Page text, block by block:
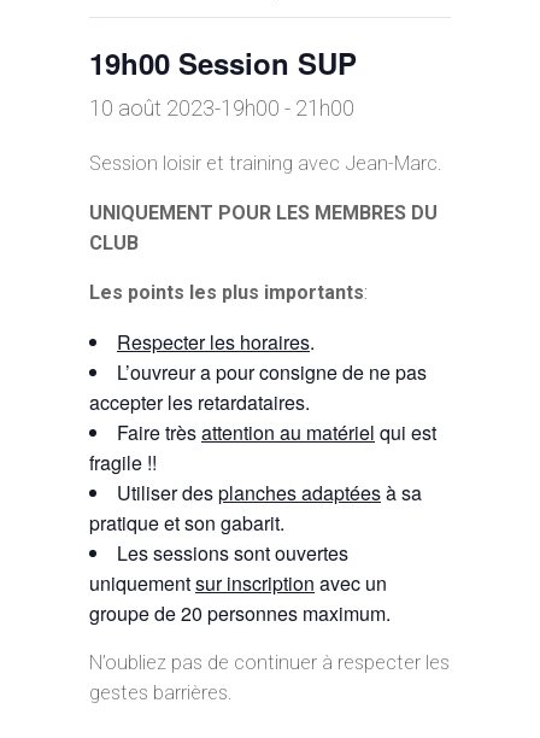
19h00 Session SUP
10 août 2023-19h00 - 21h00
Session loisir et training avec Jean-Marc.
UNIQUEMENT POUR LES MEMBRES DU
CLUB
Les points les plus importants:
Respecter les horaires.
L’ouvreur a pour consigne de ne pas
accepter les retardataires.
Faire trèsattention au matériel qui est
fragile !!
Utiliser desplanches adaptéesà sa
pratique et son gabarit.
Les sessions sont ouvertes
uniquementsur inscription avec un
groupe de 20 personnes maximum.
N’oubliez pas de continuer à respecter les
gestes barrières.